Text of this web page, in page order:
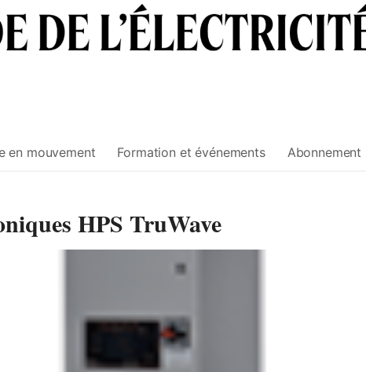
en mouvement Formation et événements Abonnement
HPS TruWave